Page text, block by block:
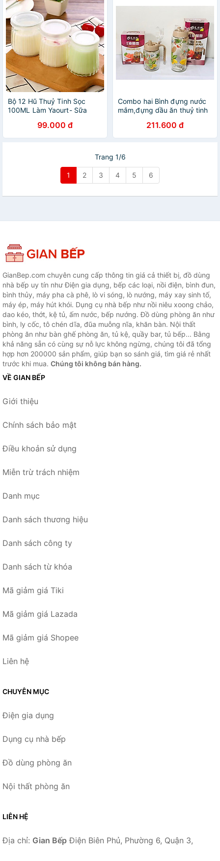
Bộ 12 Hũ Thuỷ Tinh Sọc
100ML Làm Yaourt- Sữa
Nắp Đậy- Hàng Chính Hãng
MINIIN
99.000 đ
Combo hai Bình đựng nước
mắm,đựng dầu ăn thuỷ tinh
Giao màu ngẫu nhiên)
211.600 đ
Trang 1/6
1 2 3 4 5 6
GianBep.com chuyên cung cấp thông tin giá cả thiết bị, đồ dùng
nhà bếp uy tín như Điện gia dụng, bếp các loại, nồi điện, bình đun,
bình thủy, máy pha cà phê, lò vi sóng, lò nướng, máy xay sinh tố,
máy ép, máy hút khói. Dụng cụ nhà bếp như nồi niêu xoong chảo,
dao kéo, thớt, kệ tủ, ấm nước, bếp nướng. Đồ dùng phòng ăn như
bình, ly cốc, tô chén dĩa, đũa muỗng nĩa, khăn bàn. Nội thất
phòng ăn như bàn ghế phòng ăn, tủ kệ, quầy bar, tủ bếp... Bằng
khả năng sẵn có cùng sự nỗ lực không ngừng, chúng tôi đã tổng
hợp hơn 200000 sản phẩm, giúp bạn so sánh giá, tìm giá rẻ nhất
trước khi mua. Chúng tôi không bán hàng.
VỀ GIAN BẾP
Giới thiệu
Chính sách bảo mật
Điều khoản sử dụng
Miễn trừ trách nhiệm
Danh mục
Danh sách thương hiệu
Danh sách công ty
Danh sách từ khóa
Mã giảm giá Tiki
Mã giảm giá Lazada
Mã giảm giá Shopee
Liên hệ
CHUYÊN MỤC
Điện gia dụng
Dụng cụ nhà bếp
Đồ dùng phòng ăn
Nội thất phòng ăn
LIÊN HỆ
Địa chỉ: Gian Bếp Điện Biên Phủ, Phường 6, Quận 3,